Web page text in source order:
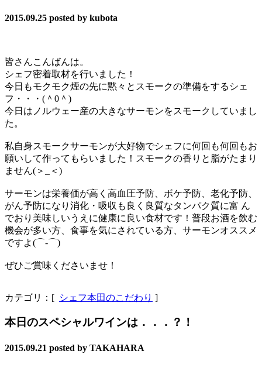
2015.09.25 posted by kubota
皆さんこんばんは。
シェフ密着取材を行いました！
今日もモクモク煙の先に黙々とスモークの準備をするシェ
フ・・・(＾0＾)
今日はノルウェー産の大きなサーモンをスモークしていまし
た。
私自身スモークサーモンが大好物でシェフに何回も何回もお
願いして作ってもらいました！スモークの香りと脂がたまり
ません(＞_＜)
サーモンは栄養価が高く高血圧予防、ボケ予防、老化予防、
がん予防になり消化・吸収も良く良質なタンパク質に富 ん
でおり美味しいうえに健康に良い食材です！普段お酒を飲む
機会が多い方、食事を気にされている方、サーモンオススメ
ですよ(⌒-⌒)
ぜひご賞味くださいませ！
カテゴリ：[ シェフ本田のこだわり ]
本日のスペシャルワインは．．．？！
2015.09.21 posted by TAKAHARA